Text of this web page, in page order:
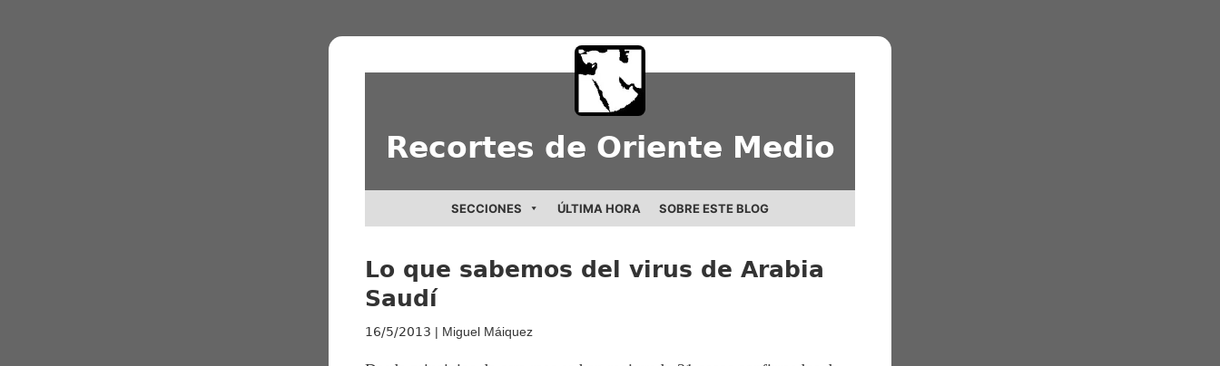
Recortes de Oriente Medio
SECCIONES ÚLTIMA HORA SOBRE ESTE BLOG
Lo que sabemos del virus de Arabia
Saudí
16/5/2013 | Miguel Máiquez